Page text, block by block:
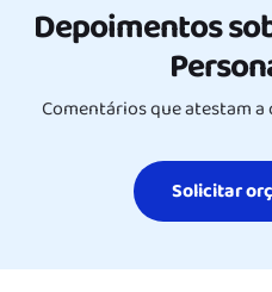
Depoimentos
Comentários que atestam
Solicitar